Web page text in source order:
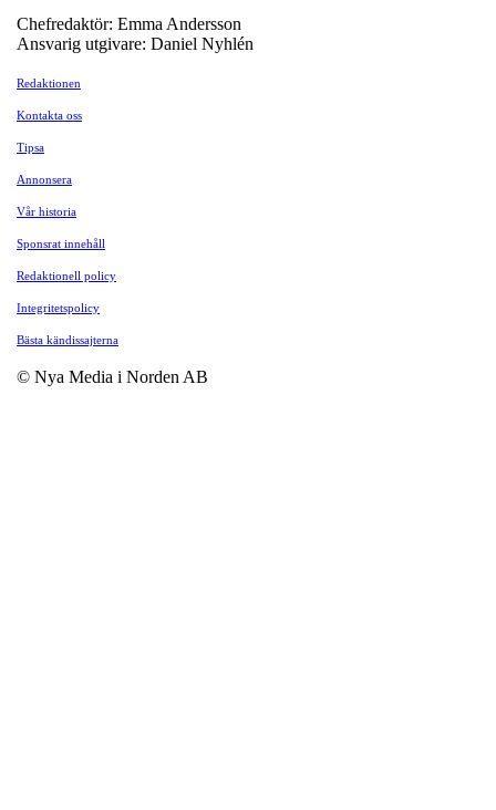
Chefredaktör: Emma Andersson
Ansvarig utgivare: Daniel Nyhlén
Redaktionen
Kontakta oss
Tipsa
Annonsera
Vår historia
Sponsrat innehåll
Redaktionell policy
Integritetspolicy
Bästa kändissajterna
© Nya Media i Norden AB